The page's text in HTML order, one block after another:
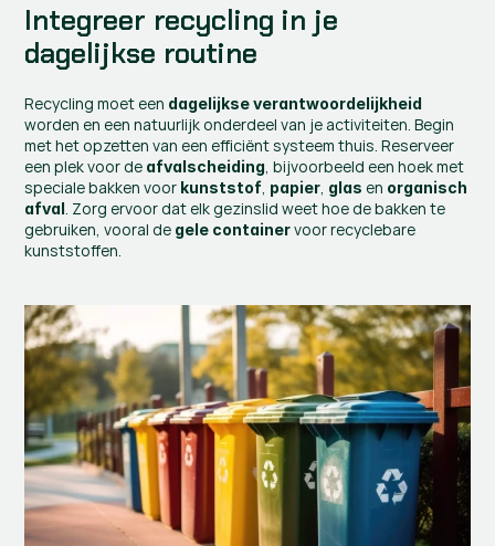
Integreer recycling in je
dagelijkse routine
Recycling moet een dagelijkse verantwoordelijkheid
worden en een natuurlijk onderdeel van je activiteiten. Begin
met het opzetten van een efficiënt systeem thuis. Reserveer
een plek voor de afvalscheiding, bijvoorbeeld een hoek met
speciale bakken voor kunststof, papier, glas en organisch
afval. Zorg ervoor dat elk gezinslid weet hoe de bakken te
gebruiken, vooral de gele container voor recyclebare
kunststoffen.